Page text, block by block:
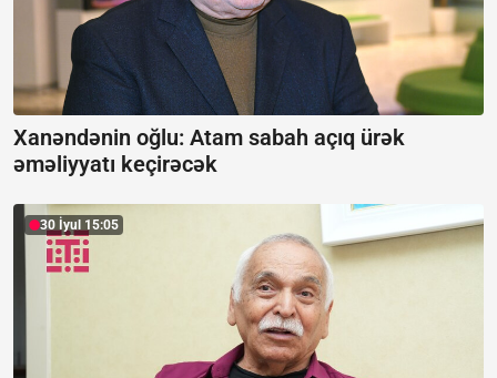
Xanəndənin oğlu: Atam sabah açıq ürək
əməliyyatı keçirəcək
30 İyul 15:05